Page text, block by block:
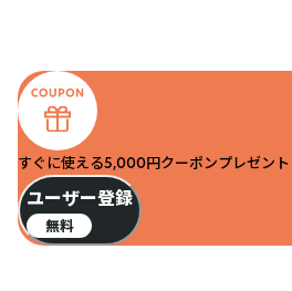
すぐに使える5,000円クーポンプレゼント
ユーザー登録
無料